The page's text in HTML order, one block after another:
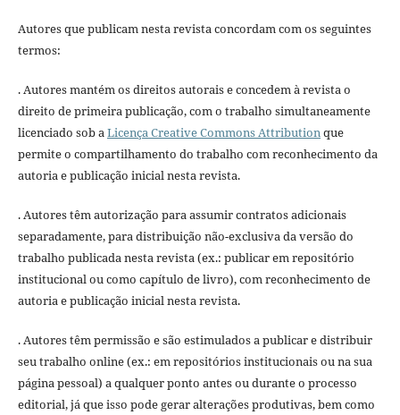
Autores que publicam nesta revista concordam com os seguintes
termos:
. Autores mantém os direitos autorais e concedem à revista o
direito de primeira publicação, com o trabalho simultaneamente
licenciado sob aLicença Creative Commons Attributionque
permite o compartilhamento do trabalho com reconhecimento da
autoria e publicação inicial nesta revista.
. Autores têm autorização para assumir contratos adicionais
separadamente, para distribuição não-exclusiva da versão do
trabalho publicada nesta revista (ex.: publicar em repositório
institucional ou como capítulo de livro), com reconhecimento de
autoria e publicação inicial nesta revista.
. Autores têm permissão e são estimulados a publicar e distribuir
seu trabalho online (ex.: em repositórios institucionais ou na sua
página pessoal) a qualquer ponto antes ou durante o processo
editorial, já que isso pode gerar alterações produtivas, bem como